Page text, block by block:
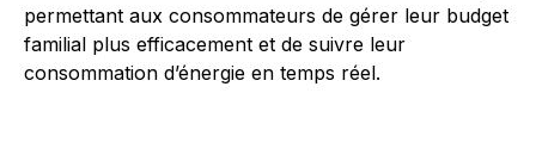
permettant aux consommateurs de gérer leur budget
familial plus efficacement et de suivre leur
consommation d’énergie en temps réel.